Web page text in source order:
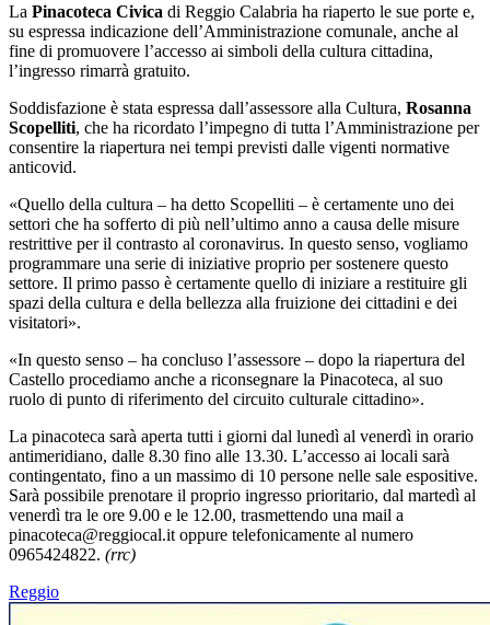
La Pinacoteca Civica di Reggio Calabria ha riaperto le sue porte e,
su espressa indicazione dell’Amministrazione comunale, anche al
fine di promuovere l’accesso ai simboli della cultura cittadina,
l’ingresso rimarrà gratuito.
Soddisfazione è stata espressa dall’assessore alla Cultura, Rosanna
Scopelliti, che ha ricordato l’impegno di tutta l’Amministrazione per
consentire la riapertura nei tempi previsti dalle vigenti normative
anticovid.
«Quello della cultura – ha detto Scopelliti – è certamente uno dei
settori che ha sofferto di più nell’ultimo anno a causa delle misure
restrittive per il contrasto al coronavirus. In questo senso, vogliamo
programmare una serie di iniziative proprio per sostenere questo
settore. Il primo passo è certamente quello di iniziare a restituire gli
spazi della cultura e della bellezza alla fruizione dei cittadini e dei
visitatori».
«In questo senso – ha concluso l’assessore – dopo la riapertura del
Castello procediamo anche a riconsegnare la Pinacoteca, al suo
ruolo di punto di riferimento del circuito culturale cittadino».
La pinacoteca sarà aperta tutti i giorni dal lunedì al venerdì in orario
antimeridiano, dalle 8.30 fino alle 13.30. L’accesso ai locali sarà
contingentato, fino a un massimo di 10 persone nelle sale espositive.
Sarà possibile prenotare il proprio ingresso prioritario, dal martedì al
venerdì tra le ore 9.00 e le 12.00, trasmettendo una mail a
pinacoteca@reggiocal.it oppure telefonicamente al numero
0965424822. (rrc)
Reggio